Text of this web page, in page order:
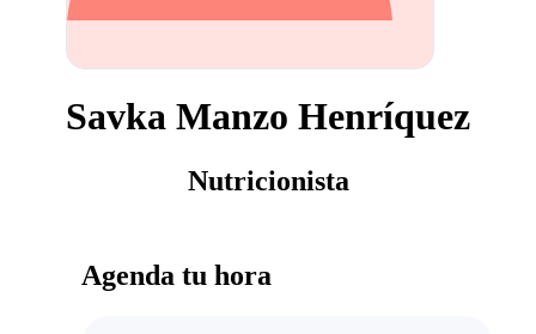
Savka Manzo Henríquez
Nutricionista
Agenda tu hora